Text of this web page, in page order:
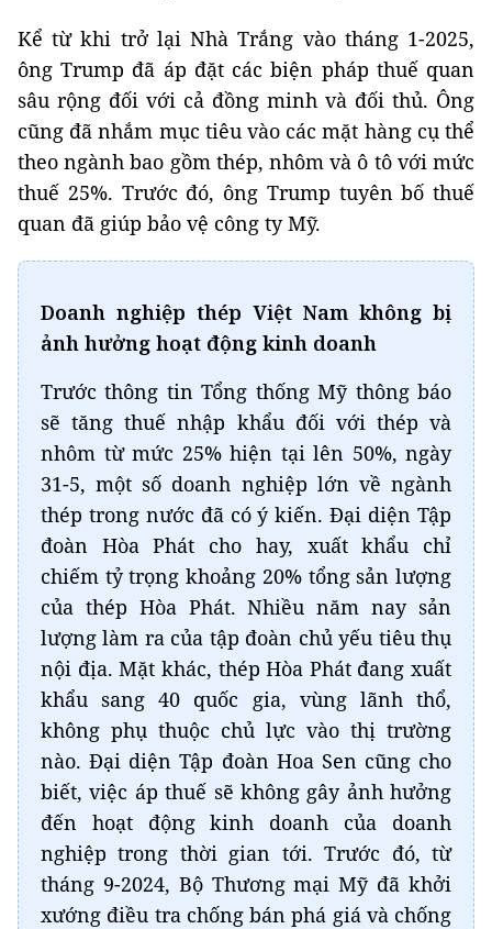
Kể từ khi trở lại Nhà Trắng vào tháng 1-2025,
ông Trump đã áp đặt các biện pháp thuế quan
sâu rộng đối với cả đồng minh và đối thủ. Ông
cũng đã nhắm mục tiêu vào các mặt hàng cụ thể
theo ngành bao gồm thép, nhôm và ô tô với mức
thuế 25%. Trước đó, ông Trump tuyên bố thuế
quan đã giúp bảo vệ công ty Mỹ.
Doanh nghiệp thép Việt Nam không bị
ảnh hưởng hoạt động kinh doanh
Trước thông tin Tổng thống Mỹ thông báo
sẽ tăng thuế nhập khẩu đối với thép và
nhôm từ mức 25% hiện tại lên 50%, ngày
31-5, một số doanh nghiệp lớn về ngành
thép trong nước đã có ý kiến. Đại diện Tập
đoàn Hòa Phát cho hay, xuất khẩu chỉ
chiếm tỷ trọng khoảng 20% tổng sản lượng
của thép Hòa Phát. Nhiều năm nay sản
lượng làm ra của tập đoàn chủ yếu tiêu thụ
nội địa. Mặt khác, thép Hòa Phát đang xuất
khẩu sang 40 quốc gia, vùng lãnh thổ,
không phụ thuộc chủ lực vào thị trường
nào. Đại diện Tập đoàn Hoa Sen cũng cho
biết, việc áp thuế sẽ không gây ảnh hưởng
đến hoạt động kinh doanh của doanh
nghiệp trong thời gian tới. Trước đó, từ
tháng 9-2024, Bộ Thương mại Mỹ đã khởi
xướng điều tra chống bán phá giá và chống